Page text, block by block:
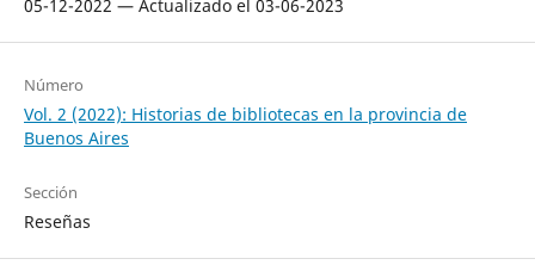
05-12-2022 — Actualizado el 03-06-2023
Número
Vol. 2 (2022): Historias de bibliotecas en la provincia de
Buenos Aires
Sección
Reseñas